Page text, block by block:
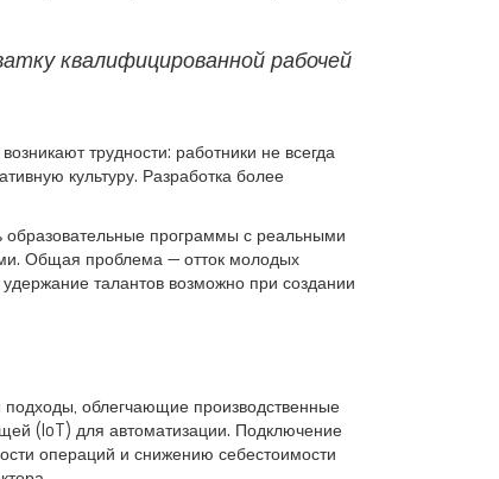
квалифицированной рабочей
трудности: работники не всегда
культуру. Разработка более
образовательные программы с реальными
Общая проблема — отток молодых
талантов возможно при создании
облегчающие производственные
(IoT) для автоматизации. Подключение
операций и снижению себестоимости